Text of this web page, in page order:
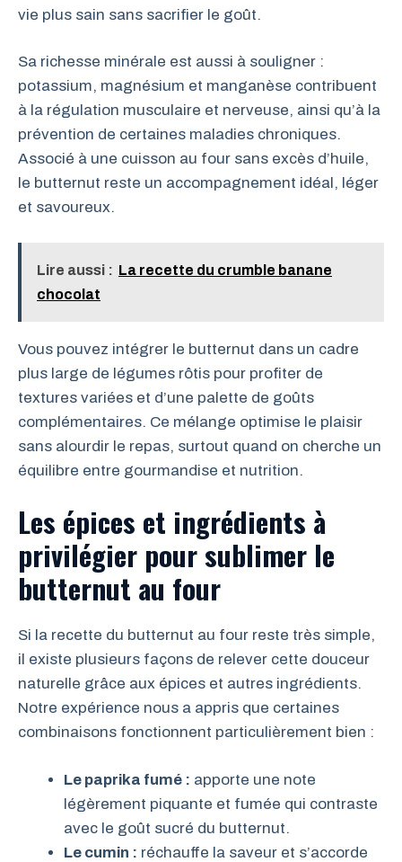
vie plus sain sans sacrifier le goût.
Sa richesse minérale est aussi à souligner :
potassium, magnésium et manganèse contribuent
à la régulation musculaire et nerveuse, ainsi qu’à la
prévention de certaines maladies chroniques.
Associé à une cuisson au four sans excès d’huile,
le butternut reste un accompagnement idéal, léger
et savoureux.
Lire aussi : La recette du crumble banane
chocolat
Vous pouvez intégrer le butternut dans un cadre
plus large de légumes rôtis pour profiter de
textures variées et d’une palette de goûts
complémentaires. Ce mélange optimise le plaisir
sans alourdir le repas, surtout quand on cherche un
équilibre entre gourmandise et nutrition.
Les épices et ingrédients à
privilégier pour sublimer le
butternut au four
Si la recette du butternut au four reste très simple,
il existe plusieurs façons de relever cette douceur
naturelle grâce aux épices et autres ingrédients.
Notre expérience nous a appris que certaines
combinaisons fonctionnent particulièrement bien :
Le paprika fumé : apporte une note
légèrement piquante et fumée qui contraste
avec le goût sucré du butternut.
Le cumin : réchauffe la saveur et s’accorde